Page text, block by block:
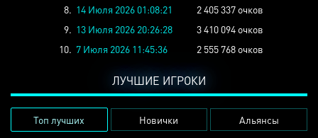
8. 14 Июля 2026 01:08:21
2 405 337 очков
9. 13 Июля 2026 20:26:28
3 410 094 очков
10. 7 Июля 2026 11:45:36 2 555 768 очков
ЛУЧШИЕ ИГРОКИ
Топ лучших Новички Альянсы